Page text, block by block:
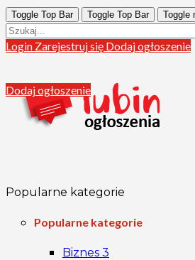
Toggle Top Bar Toggle Top Bar Toggle
Login Zarejestruj się Dodaj ogłoszenie
Dodaj ogłoszenie
Popularne kategorie
Popularne kategorie
Biznes 3